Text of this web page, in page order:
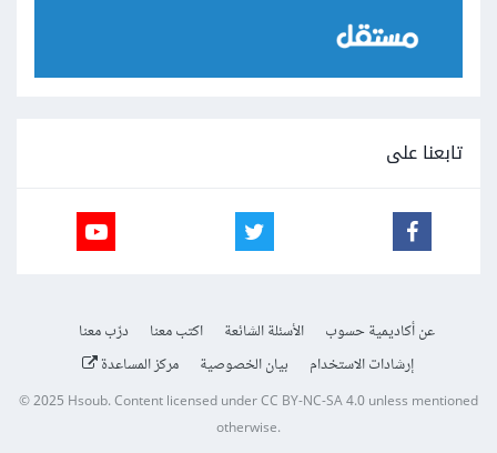
تابعنا على
عن أكاديمية حسوب الأسئلة الشائعة اكتب معنا
درّب معنا
إرشادات الاستخدام
بيان الخصوصية مركز المساعدة
© 2025Hsoub.Content licensed underCC BY-NC-SA 4.0unless mentioned
otherwise.